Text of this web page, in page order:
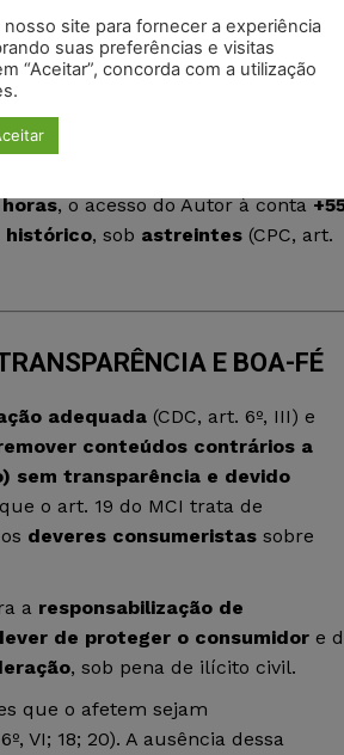
reiteradamente deferido tutela
quando ausente justificativa
vitais
é plena.
, o acesso do Autor à conta
histórico, sob astreintes (CPC, art.
E BOA-FÉ
adequada (CDC, art. 6º, III) e
conteúdos contrários a
sem transparência e devido
o art. 19 do MCI trata de
deveres consumeristas sobre
a responsabilização de
de proteger o consumidor e
, sob pena de ilícito civil.
que o afetem sejam
VI; 18; 20). A ausência dessa
site para fornecer a experiência
suas preferências e visitas
“Aceitar”, concorda com a utilização